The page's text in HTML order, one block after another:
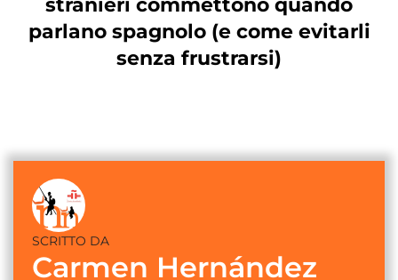
stranieri commettono quando
parlano spagnolo (e come evitarli
senza frustrarsi)
SCRITTO DA
Carmen Hernández